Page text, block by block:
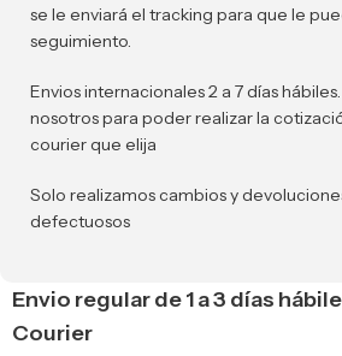
se le enviará el tracking para que le
seguimiento.
Envios internacionales 2 a 7 días
nosotros para poder realizar la
courier que elija
Solo realizamos cambios y
defectuosos
Envio regular de 1 a 3 días
Courier